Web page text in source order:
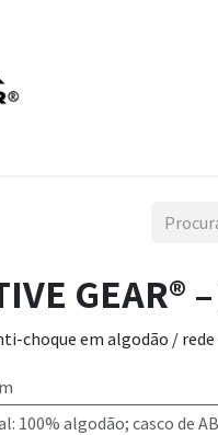
GEAR®
choque em algodão / rede
: 100% algodão; casco de